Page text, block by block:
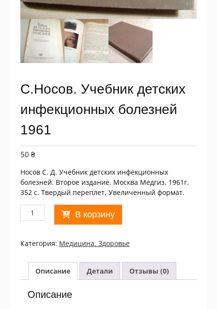
С.Носов. Учебник детских
инфекционных болезней
1961
50 ₴
Носов С. Д. Учебник детских инфекционных
болезней. Второе издание. Москва Медгиз. 1961г.
352 с. Твердый переплет, Увеличенный формат.
Количество
товара
Учебник
детских
инфекционных
болезней
1961
В корзину
Категория: Медицина. Здоровье
Описание Детали Отзывы (0)
Описание